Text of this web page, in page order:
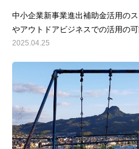
中小企業新事業進出補助金活用の
やアウトドアビジネスでの活用の
2025.04.25